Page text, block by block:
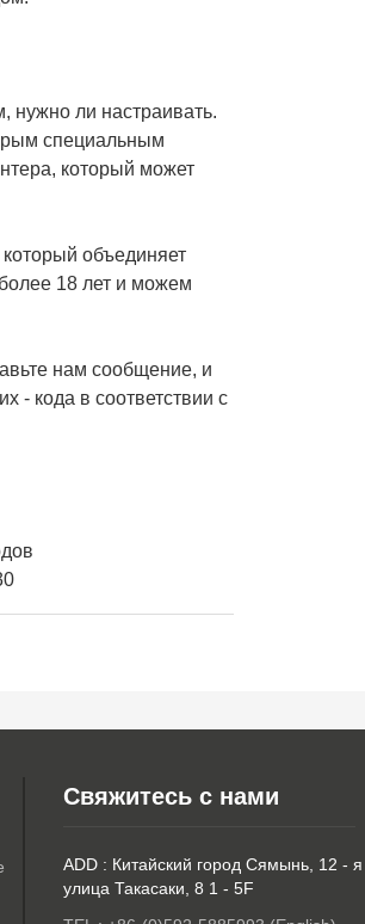
нужно ли настраивать.
специальным
который может
объединяет
18 лет и можем
нам сообщение, и
- кода в соответствии с
Свяжитесь с нами
ADD : Китайский город Сямынь, 12 - я
улица Такасаки, 8 1 - 5F